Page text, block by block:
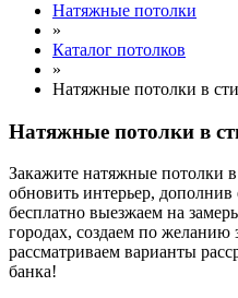
Натяжные потолки
»
Каталог потолков
»
Натяжные потолки в
Натяжные потолки в
Закажите натяжные потолки
обновить интерьер,
бесплатно выезжаем на
городах, создаем по желанию
рассматриваем варианты
банка!